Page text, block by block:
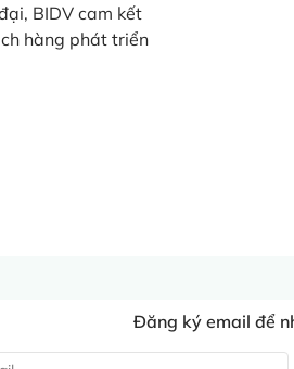
BIDV cam kết
hàng phát triển
Đăng ký email để